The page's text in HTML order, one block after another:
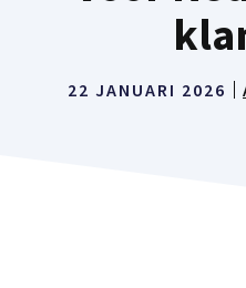
22 JANUARI 2026